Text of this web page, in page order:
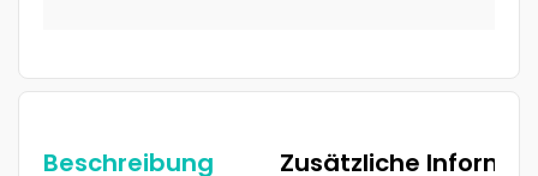
Beschreibung Zusätzliche